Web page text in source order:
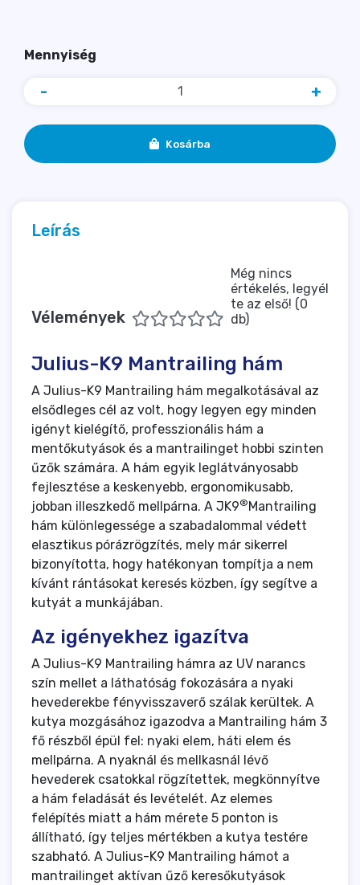
Mennyiség
- +
Kosárba
Leírás
Vélemények
Még nincs
értékelés, legyél
te az első! (0
db)
Julius-K9 Mantrailing hám
A Julius-K9 Mantrailing hám megalkotásával az
elsődleges cél az volt, hogy legyen egy minden
igényt kielégítő, professzionális hám a
mentőkutyások és a mantrailinget hobbi szinten
űzők számára. A hám egyik leglátványosabb
fejlesztése a keskenyebb, ergonomikusabb,
jobban illeszkedő mellpárna. A JK9® Mantrailing
hám különlegessége a szabadalommal védett
elasztikus pórázrögzítés, mely már sikerrel
bizonyította, hogy hatékonyan tompítja a nem
kívánt rántásokat keresés közben, így segítve a
kutyát a munkájában.
Az igényekhez igazítva
A Julius-K9 Mantrailing hámra az UV narancs
szín mellet a láthatóság fokozására a nyaki
hevederekbe fényvisszaverő szálak kerültek. A
kutya mozgásához igazodva a Mantrailing hám 3
fő részből épül fel: nyaki elem, háti elem és
mellpárna. A nyaknál és mellkasnál lévő
hevederek csatokkal rögzítettek, megkönnyítve
a hám feladását és levételét. Az elemes
felépítés miatt a hám mérete 5 ponton is
állítható, így teljes mértékben a kutya testére
szabható. A Julius-K9 Mantrailing hámot a
mantrailinget aktívan űző keresőkutyások